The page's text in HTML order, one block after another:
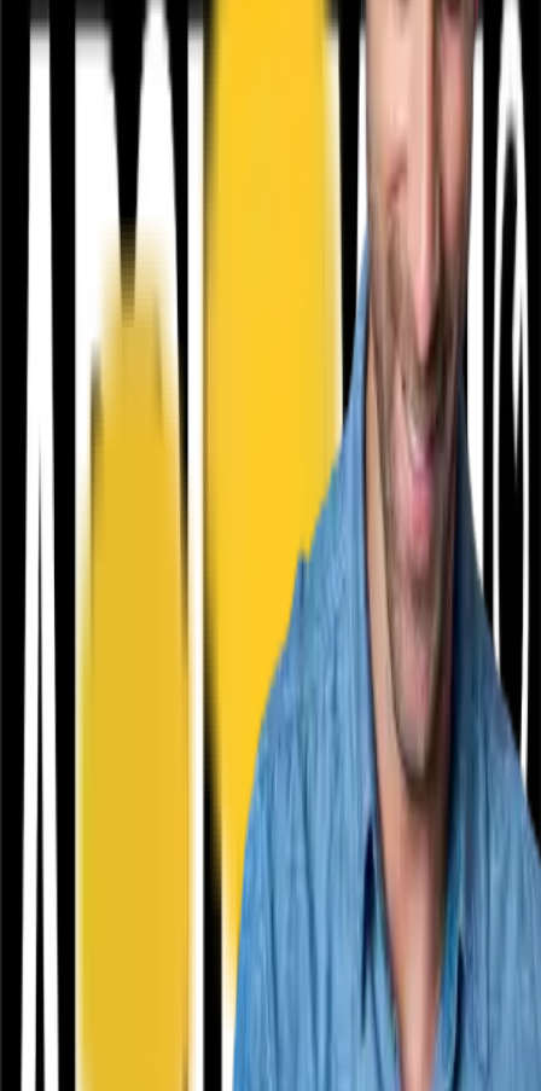
Aplicație de mobil
Aplicația de mobil
Extensie Chrome
Descarcă de pe
Chrome store
Descarcă extensia noastră pentru browser și CashClub
îți dă o parte din banii pe care îi cheltuiești online
VAN CONSULTING SERVICES S.R.L.
În cât timp primesc banii în cont?
Se cumulează cu reducerile?
Ce este cashback?